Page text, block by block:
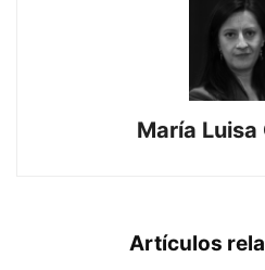
María Luisa
Artículos